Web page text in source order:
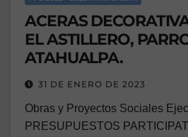
ACERAS
EL ASTILLERO,
ATAHUALPA.
31 DE ENERO DE 2023
Obras y Proyectos Sociales
PRESUPUESTOS